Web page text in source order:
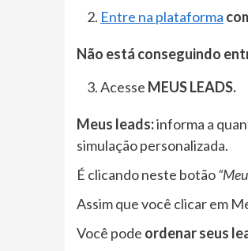
Entre na plataforma
Não está conseguindo
Acesse MEUS LEADS.
Meus leads:informa a
simulação personalizada.
É clicando neste botão
Assim que você clicar em
Você pode ordenar seus